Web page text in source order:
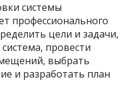
системы
профессионального
цели и задачи,
провести
выбрать
и разработать план